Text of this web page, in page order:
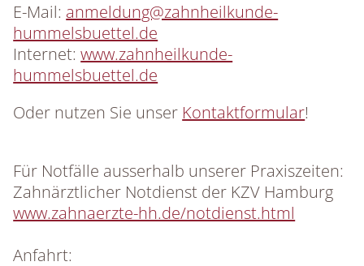
E-Mail: anmeldung@zahnheilkunde-
hummelsbuettel.de
Internet:www.zahnheilkunde-
hummelsbuettel.de
Oder nutzen Sie unser Kontaktformular!
Für Notfälle ausserhalb unserer Praxiszeiten:
Zahnärztlicher Notdienst der KZV Hamburg
www.zahnaerzte-hh.de/notdienst.html
Anfahrt: